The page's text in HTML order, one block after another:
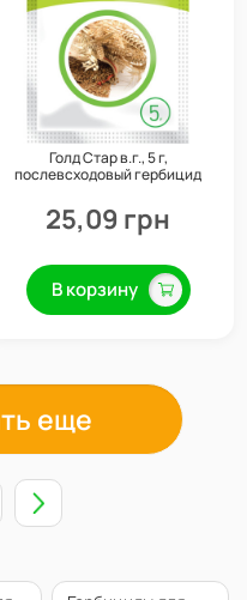
Голд Стар в.г., 5 г,
послевсходовый гербицид
25,09 грн
В корзину
еще